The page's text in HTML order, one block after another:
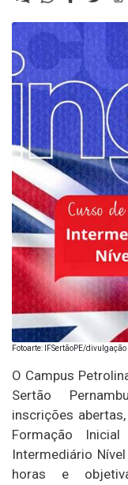
Fotoarte: IFSertãoPE/divulgação
O Campus
Sertão
inscrições
Formação
Intermediário
horas e